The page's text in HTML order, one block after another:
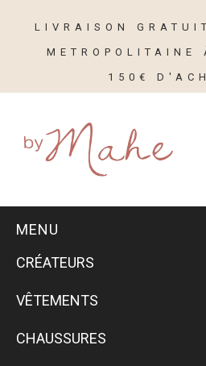
LIVRAISON
METROPOLITAINE
150€
MENU
CRÉATEURS
VÊTEMENTS
CHAUSSURES